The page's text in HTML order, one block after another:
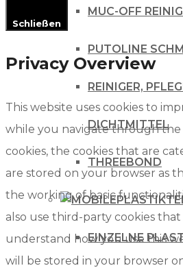
MUC-OFF
PUTOLINE
REINIGER,
DICHTMITTEL
THREEBOND
EINZELNE
Schließen
Privacy Overview
This website uses cookies to
while you navigate through the
cookies, the cookies that are
are stored on your browser as
the working of basic
also use third-party cookies
understand how you use this
will be stored in your browser